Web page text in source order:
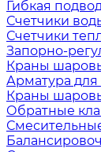
Гибкая
Счетчики
Счетчики
Запорно-
Краны
Арматура для
Краны
Обратные